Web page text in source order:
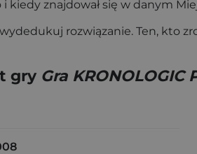
kiedy znajdował się w danym
rozwiązanie. Ten, kto
gry Gra KRONOLOGIC